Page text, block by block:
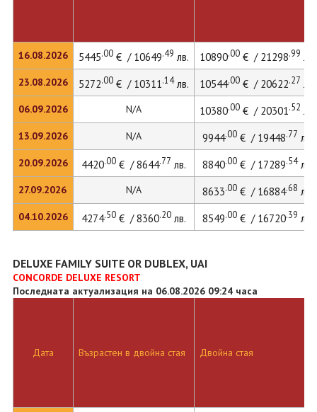
16.08.2026
23.08.2026
06.09.2026
13.09.2026
20.09.2026
27.09.2026
04.10.2026
5445.00€ / 10649.49 лв. 10890.00€ / 21298.99 лв.
5272.00€ / 10311.14лв. 10544.00€ / 20622.27 лв.
N/A 10380.00€ / 20301.52 лв.
N/A 9944.00€ / 19448.77 лв.
4420.00€ / 8644.77 лв. 8840.00€ / 17289.54лв.
N/A 8633.00€ / 16884.68 лв.
4274.50€ / 8360.20лв. 8549.00€ / 16720.39 лв.
DELUXE FAMILY SUITE OR DUBLEX, UAI
CONCORDE DELUXE RESORT
Последната актуализация на 06.08.2026 09:24 часа
Дата Възрастен в двойна стая Двойна стая